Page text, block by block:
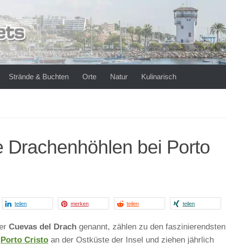
Strände & Buchten Orte Natur Kulinarisch
Drachenhöhlen bei Porto
teilen merken teilen teilen
Cuevas del Drach genannt, zählen zu den faszinierendsten
Porto Cristo an der Ostküste der Insel und ziehen jährlich